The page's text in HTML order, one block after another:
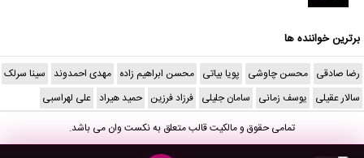
برترین خواننده ها
رضا صادقی محسن چاوشی پویا بیاتی محسن ابراهیم زاده مهدی احمدوند سینا سرلک
سالار عقیلی یوسف زمانی سامان جلیلی فرزاد فرزین حمید هیراد علی لهراسبی
تمامی حقوق و مالکیت قالب متعلق بهنکست وانمی باشد.